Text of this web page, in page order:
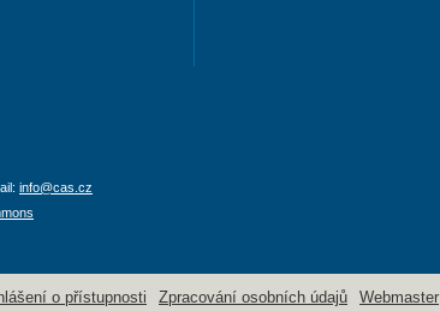
info@cas.cz
o přístupnosti Zpracování osobních údajů Webmaster